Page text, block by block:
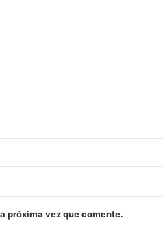
próxima vez que comente.